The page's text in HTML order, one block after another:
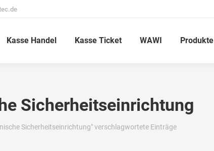
Kasse Handel Kasse Ticket WAWI Produkte
Sicherheitseinrichtung
hier:Sicherheitseinrichtung" verschlagwortete Einträge